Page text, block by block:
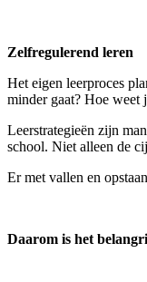
Zelfregulerend leren
Het eigen leerproces
minder gaat? Hoe weet
Leerstrategieën zijn
school. Niet alleen de
Er met vallen en
Daarom is het